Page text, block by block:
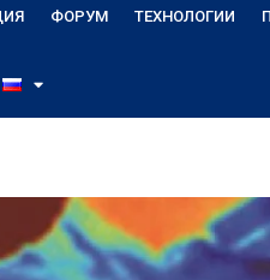
ФОРУМ ТЕХНОЛОГИИ